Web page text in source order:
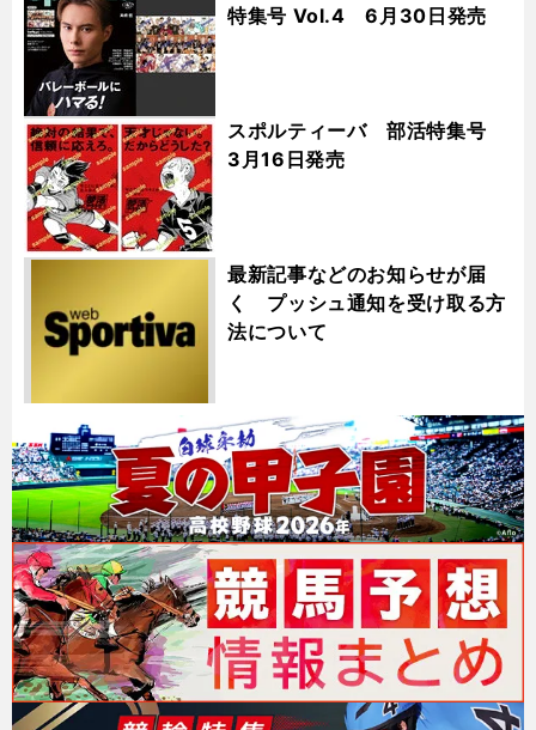
特集号 Vol.4 6月30日発売
スポルティーバ 部活特集号
3月16日発売
最新記事などのお知らせが届
く プッシュ通知を受け取る方
法について